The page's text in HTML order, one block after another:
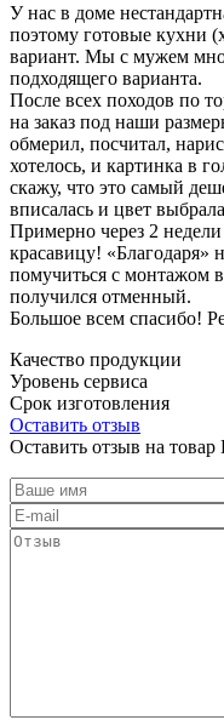
У нас в доме
поэтому готовые кухни
вариант. Мы с мужем
подходящего варианта.
После всех походов по
на заказ под наши
обмерил, посчитал,
хотелось, и картинка в
скажу, что это самый
вписалась и цвет
Примерно через 2
красавицу!
помучиться с монтажом
получился отменный.
Большое всем спасибо!
Качество продукции
Уровень сервиса
Срок изготовления
Оставить отзыв
Оставить отзыв на